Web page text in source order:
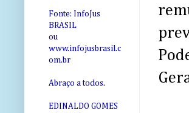
Fonte: InfoJus
BRASIL
ou
www.infojusbrasil.c
om.br
Abraço a todos.
EDINALDO GOMES